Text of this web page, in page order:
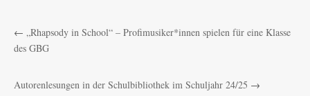
← „Rhapsody in School“ – Profimusiker*innen spielen für eine Klasse
des GBG
Autorenlesungen in der Schulbibliothek im Schuljahr 24/25 →